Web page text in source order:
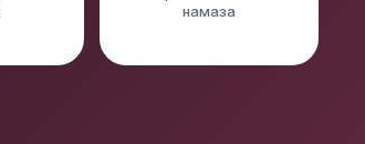
намаза